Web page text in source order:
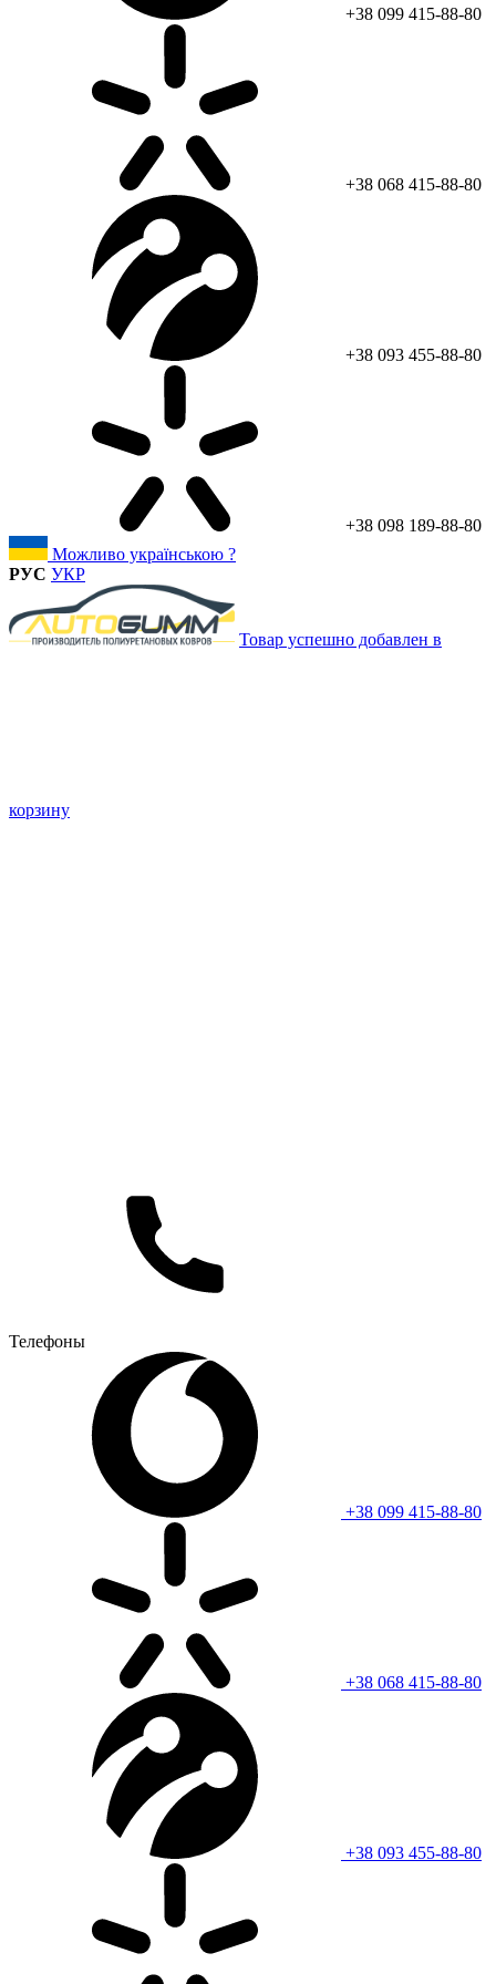
+38 099 415-88-80
+38 068 415-88-80
+38 093 455-88-80
+38 098 189-88-80
Можливо українською ?
РУС УКР
Товар успешно добавлен в
корзину
Телефоны
+38 099 415-88-80
+38 068 415-88-80
+38 093 455-88-80